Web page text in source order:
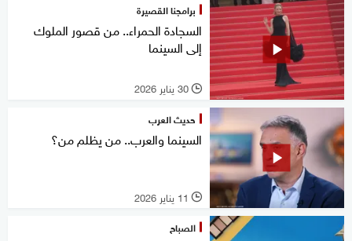
برامجنا القصيرة
السجادة الحمراء.. من قصور الملوك
إلى السينما
l 30 يناير 2026
حديث العرب
السينما والعرب.. من يظلم من؟
l 11 يناير 2026
الصباح